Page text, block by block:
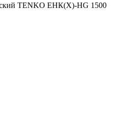
TENKO ЕНК(Х)-HG 1500